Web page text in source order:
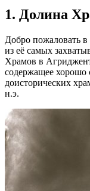
1. Долина
Добро пожаловать
из её самых
Храмов в
содержащее хорошо
доисторических
н.э.